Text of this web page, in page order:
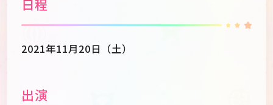
日程
2021年11月20日（土）
出演